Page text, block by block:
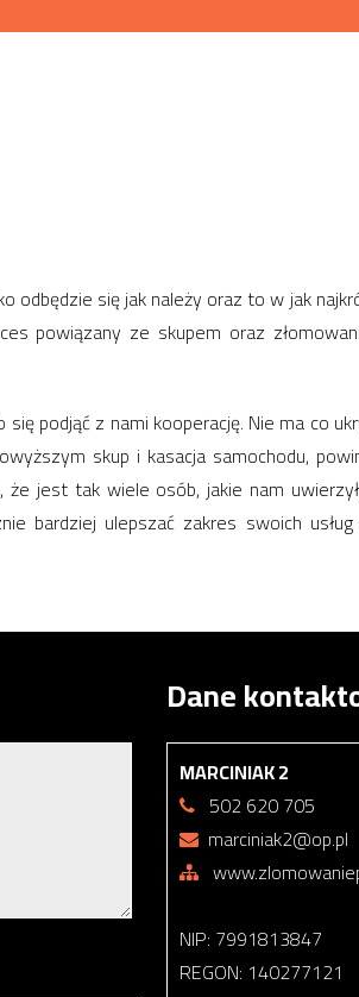
odbędzie się jak należy oraz to w jak
powiązany ze skupem oraz
podjąć z nami kooperację. Nie ma co
skup i kasacja samochodu,
jest tak wiele osób, jakie nam
bardziej ulepszać zakres swoich
Dane
MARCINIAK 2
502 620 705
marciniak2@op.pl
NIP: 7991813847
REGON: 140277121